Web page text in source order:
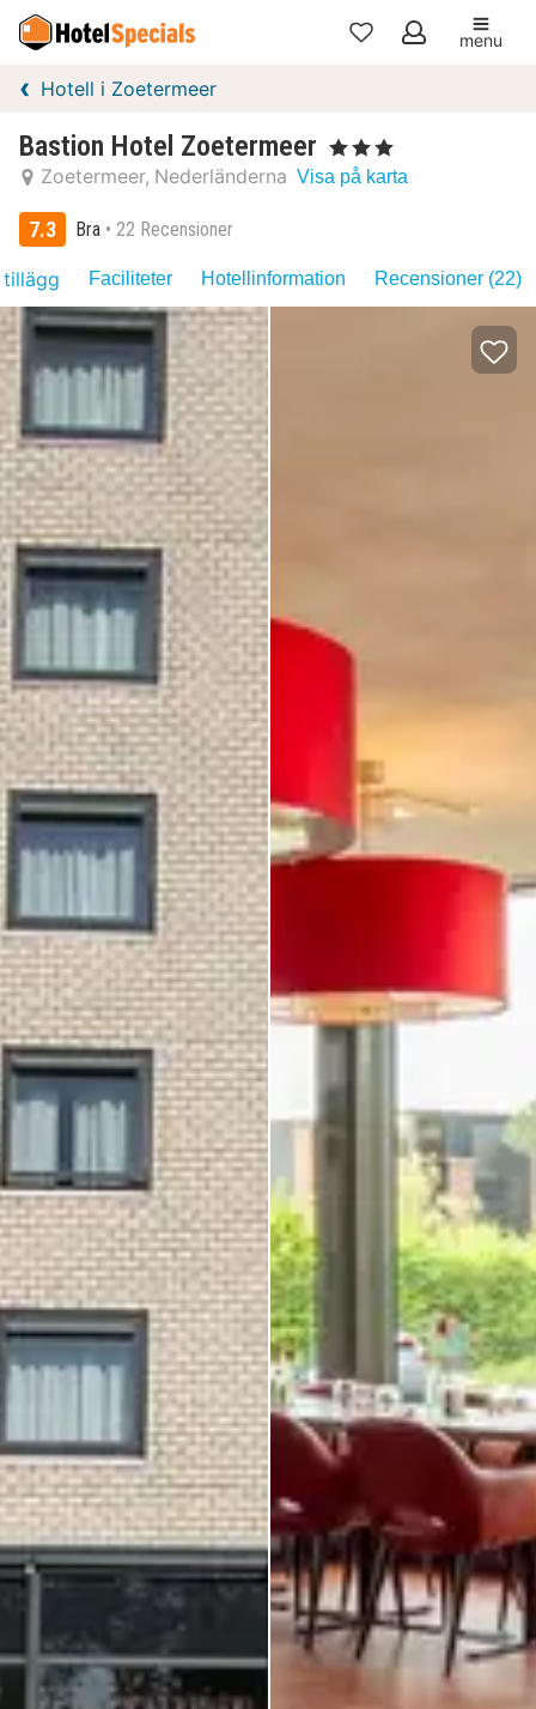
Mina
menu
Hotell i Zoetermeer
Bastion Hotel Zoetermeer , 3 Stjärnor
Zoetermeer Nederländerna Visa på karta
7.3 Bra 22 Recensioner
Faciliteter Hotellinformation Recensioner (22)